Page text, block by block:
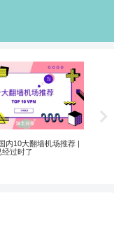
内10大翻墙机场推荐 |
经过时了